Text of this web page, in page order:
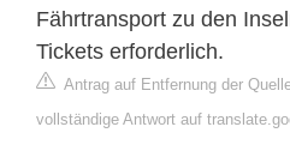
Fährtransport zu den
Tickets erforderlich.
Antrag auf Entfernung der
vollständige Antwort auf